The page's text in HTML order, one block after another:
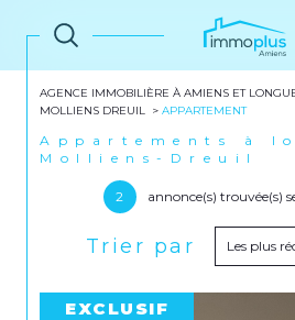
AGENCE IMMOBILIÈRE À AMIENS ET
MOLLIENS DREUIL
APPARTEMENT
Appartements à louer à
Molliens-Dreuil
2 annonce(s) trouvée(s)
Trier par Les plus
EXCLUSIF